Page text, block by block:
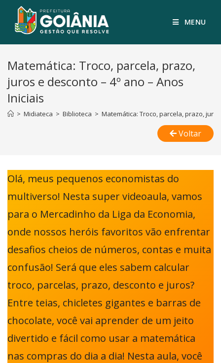
MENU
Matemática: Troco, parcela, prazo,
juros e desconto – 4º ano – Anos
Iniciais
> Midiateca > Biblioteca > Matemática: Troco, parcela, prazo,
Voltar
Olá, meus pequenos economistas do
multiverso! Nesta super videoaula, vamos
para o Mercadinho da Liga da Economia,
onde nossos heróis favoritos vão enfrentar
desafios cheios de números, contas e muita
confusão! Será que eles sabem calcular
troco, parcelas, prazo, desconto e juros?
Entre teias, chicletes gigantes e barras de
chocolate, você vai aprender de um jeito
divertido e fácil como usar a matemática
nas compras do dia a dia! Nesta aula, você